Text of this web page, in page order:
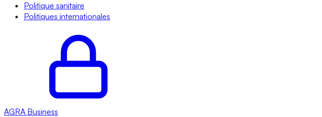
Politique sanitaire
Politiques internationales
AGRA Business